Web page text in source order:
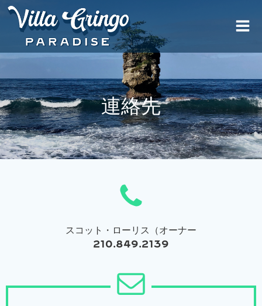
テ
ン
ツ
へ
ス
キ
ッ
プ
連絡先
スコット・ローリス（オーナー
210.849.2139